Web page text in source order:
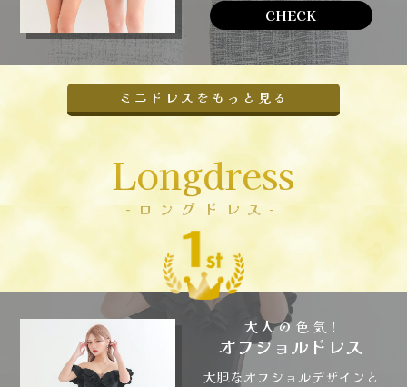
CHECK
ミニドレスをもっと見る
Longdress
-ロングドレス-
大人の色気!
オフショルドレス
大胆なオフショルデザインと